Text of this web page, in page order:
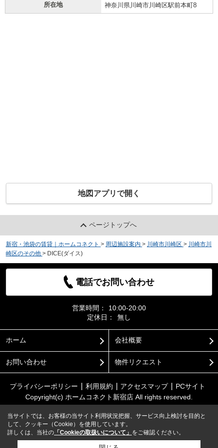
所在地 神奈川県川崎市川崎区駅前本町8
地図アプリで開く
ページトップへ
新宿・池袋の賃貸｜ホームコネクト > 周辺施設案内 > 川崎市川崎区 > 川崎市川
崎区のその他 > DICE(ダイス)
電話でお問い合わせ
営業時間：
10:00-20:00
定休日：
無し
ホーム 会社概要
お問い合わせ 物件リクエスト
プライバシーポリシー 利用規約 アクセスマップ
PCサイト
Copyright(c) ホームコネクト新宿店 All rights reserved.
当サイトでは、お客様の当サイト利用状況把握、サービス向上検討を目的と
して、クッキー（Cookie）を使用しています。
詳しくは、当社の 「Cookieの取扱いについて」 をご確認ください。